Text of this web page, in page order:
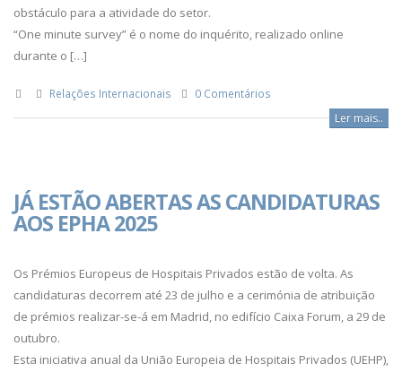
obstáculo para a atividade do setor.
“One minute survey” é o nome do inquérito, realizado online
durante o […]
Relações Internacionais 0 Comentários
Ler mais..
JÁ ESTÃO ABERTAS AS CANDIDATURAS
AOS EPHA 2025
Os Prémios Europeus de Hospitais Privados estão de volta. As
candidaturas decorrem até 23 de julho e a cerimónia de atribuição
de prémios realizar-se-á em Madrid, no edifício Caixa Forum, a 29 de
outubro.
Esta iniciativa anual da União Europeia de Hospitais Privados (UEHP),